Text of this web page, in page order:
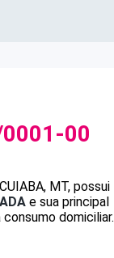
00
MT, possui
e sua principal
domiciliar.